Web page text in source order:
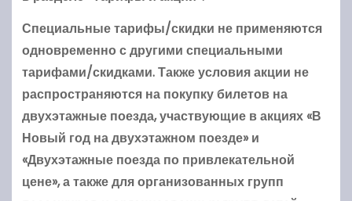
Специальные тарифы/скидки не применяются
одновременно с другими специальными
тарифами/скидками. Также условия акции не
распространяются на покупку билетов на
двухэтажные поезда, участвующие в акциях «В
Новый год на двухэтажном поезде» и
«Двухэтажные поезда по привлекательной
цене», а также для организованных групп